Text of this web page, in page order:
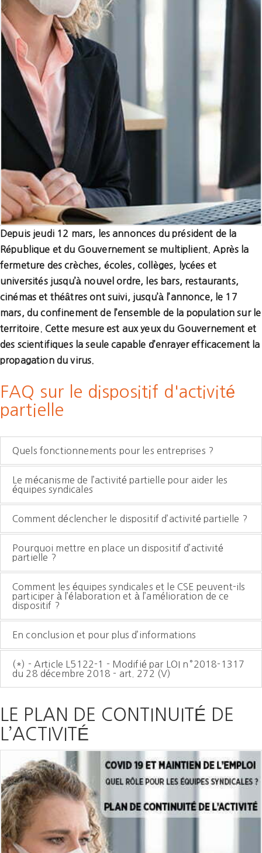
Depuis jeudi 12 mars, les annonces du président de la
République et du Gouvernement se multiplient. Après la
fermeture des crèches, écoles, collèges, lycées et
universités jusqu’à nouvel ordre, les bars, restaurants,
cinémas et théâtres ont suivi, jusqu’à l’annonce, le 17
mars, du confinement de l’ensemble de la population sur le
territoire. Cette mesure est aux yeux du Gouvernement et
des scientifiques la seule capable d’enrayer efficacement la
propagation du virus.
FAQ sur le dispositif d'activité
partielle
Quels fonctionnements pour les entreprises ?
Le mécanisme de l’activité partielle pour aider les
équipes syndicales
Comment déclencher le dispositif d’activité partielle ?
Pourquoi mettre en place un dispositif d’activité
partielle ?
Comment les équipes syndicales et le CSE peuvent-ils
participer à l’élaboration et à l’amélioration de ce
dispositif ?
En conclusion et pour plus d’informations
(*) - Article L5122-1 - Modifié par LOI n°2018-1317
du 28 décembre 2018 - art. 272 (V)
LE PLAN DE CONTINUITÉ DE
L’ACTIVITÉ